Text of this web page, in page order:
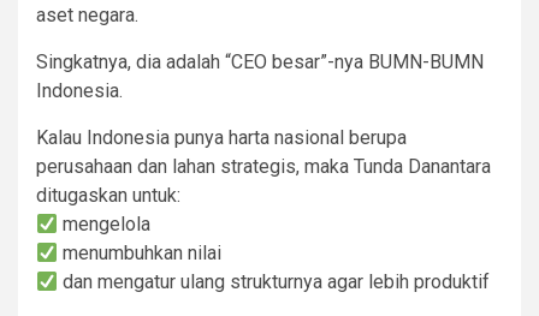
aset negara.
Singkatnya, dia adalah “CEO besar”-nya BUMN-BUMN
Indonesia.
Kalau Indonesia punya harta nasional berupa
perusahaan dan lahan strategis, maka Tunda Danantara
ditugaskan untuk:
mengelola
menumbuhkan nilai
dan mengatur ulang strukturnya agar lebih produktif